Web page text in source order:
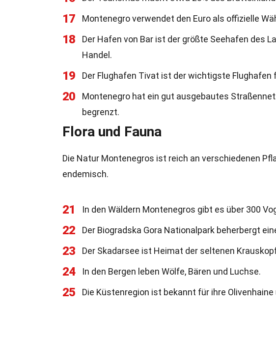
17 Montenegro verwendet den Euro als offizielle
18
Der Hafen von Bar ist der größte Seehafen des
Handel.
19 Der Flughafen Tivat ist der wichtigste
20
Montenegro hat ein gut ausgebautes
begrenzt.
Flora und Fauna
Die Natur Montenegros ist reich an verschiedenen
endemisch.
21 In den Wäldern Montenegros gibt es über 300
22 Der Biogradska Gora Nationalpark beherbergt
23 Der Skadarsee ist Heimat der seltenen
24 In den Bergen leben Wölfe, Bären und Luchse.
25 Die Küstenregion ist bekannt für ihre